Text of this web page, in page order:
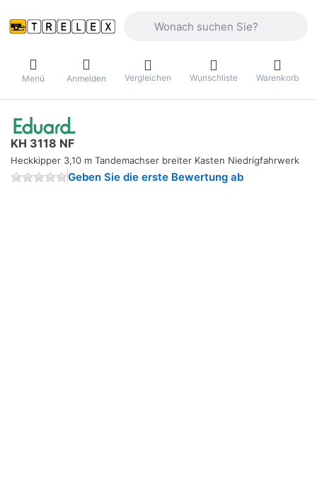
Menü Anmelden Vergleichen Wunschliste Warenkorb
KH 3118 NF
Heckkipper 3,10 m Tandemachser breiter Kasten Niedrigfahrwerk
Geben Sie die erste Bewertung ab